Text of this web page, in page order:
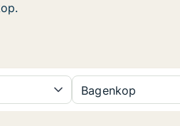
Bagenkop